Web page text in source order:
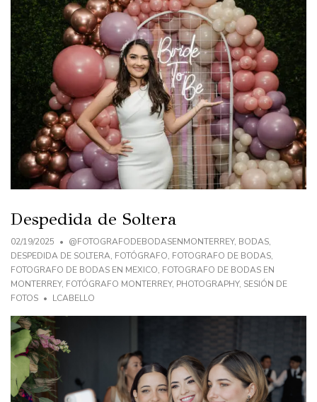
Despedida de Soltera
02/19/2025 @FOTOGRAFODEBODASENMONTERREY, BODAS,
DESPEDIDA DE SOLTERA, FOTÓGRAFO, FOTOGRAFO DE BODAS,
FOTOGRAFO DE BODAS EN MEXICO, FOTOGRAFO DE BODAS EN
MONTERREY, FOTÓGRAFO MONTERREY, PHOTOGRAPHY, SESIÓN DE
FOTOS
LCABELLO